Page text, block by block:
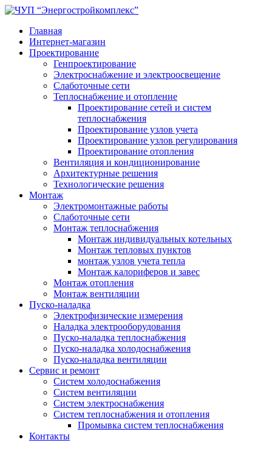
Главная
Интернет-магазин
Проектирование
Генпроектирование
Электроснабжение и электроосвещение
Слаботочные сети
Теплоснабжение и отопление
Проектирование сетей и систем
теплоснабжения
Проектирование узлов учета
Проектирование узлов регулирования
Проектирование отопления
Вентиляция и кондиционирование
Архитектурные решения
Технологические решения
Монтаж
Электромонтажные работы
Слаботочные сети
Монтаж теплоснабжения
Монтаж индивидуальных котельных
Монтаж тепловых пунктов
монтаж узлов учета тепла
Монтаж калориферов и завес
Монтаж отопления
Монтаж вентиляции
Пуско-наладка
Электрофизические измерения
Наладка электрооборудования
Пуско-наладка теплоснабжения
Пуско-наладка холодоснабжения
Пуско-наладка вентиляции
Сервис и ремонт
Систем холодоснабжения
Систем вентиляции
Систем электроснабжения
Систем теплоснабжения и отопления
Промывка систем теплоснабжения
Контакты